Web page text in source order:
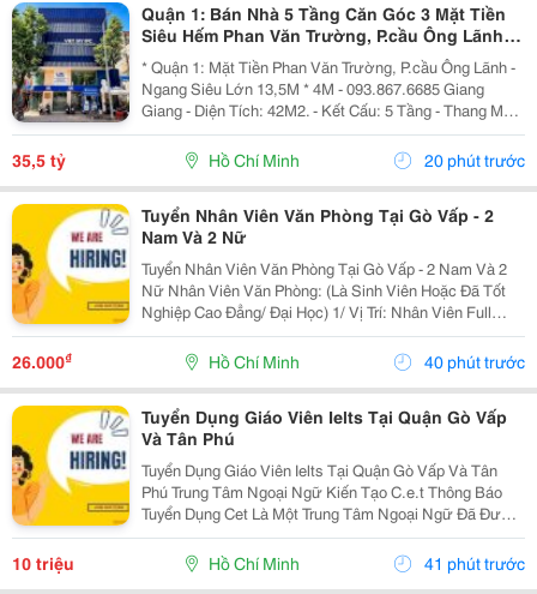
Quận 1: Bán Nhà 5 Tầng Căn Góc 3 Mặt Tiền
Siêu Hếm Phan Văn Trường, P.cầu Ông Lãnh-
Dt 13M*4M- Chính Chủ Chào Giá Tốt
* Quận 1: Mặt Tiền Phan Văn Trường, P.cầu Ông Lãnh -
Ngang Siêu Lớn 13,5M * 4M - 093.867.6685 Giang
Giang - Diện Tích: 42M2. - Kết Cấu: 5 Tầng - Thang Máy
- Từ Lầu 2 Xây Vươn Ban Công Ra Rộng 4,5M - Các
Tầng Đều Thiết Kế Làm Vp Cty. - Đang Sẵn...
35,5 tỷ Hồ Chí Minh 20 phút trước
Tuyển Nhân Viên Văn Phòng Tại Gò Vấp - 2
Nam Và 2 Nữ
Tuyển Nhân Viên Văn Phòng Tại Gò Vấp - 2 Nam Và 2
Nữ Nhân Viên Văn Phòng: (Là Sinh Viên Hoặc Đã Tốt
Nghiệp Cao Đẳng/ Đại Học) 1/ Vị Trí: Nhân Viên Full
Time (2 Nam 2 Nữ) Ca Làm: 13:00 Đến 21:00 (1 Tháng
Được Nghỉ Phép 1 Ngày, Và Hưởng Các Ngày...
26.000₫ Hồ Chí Minh 40 phút trước
Tuyển Dụng Giáo Viên Ielts Tại Quận Gò Vấp
Và Tân Phú
Tuyển Dụng Giáo Viên Ielts Tại Quận Gò Vấp Và Tân
Phú Trung Tâm Ngoại Ngữ Kiến Tạo C.e.t Thông Báo
Tuyển Dụng Cet Là Một Trung Tâm Ngoại Ngữ Đã Được
Thành Lập 16 Năm Chuyên Về Chương Trình Anh Văn
Học Thuật Ielts &Ndash; Toefl Ibt. Trung Tâm...
10 triệu Hồ Chí Minh 41 phút trước